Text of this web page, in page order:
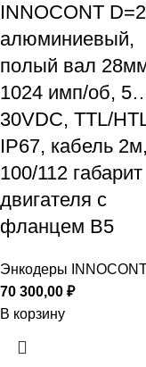
INNOCONT
алюминиевый,
полый вал
1024 имп/об,
30VDC, TTL/
IP67, кабель 2м,
100/112 габарит
двигателя с
фланцем B5
Энкодеры
70 300,00 ₽
В корзину